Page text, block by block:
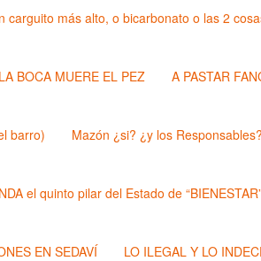
carguito más alto, o bicarbonato o las 2
BOCA MUERE EL PEZ A PASTAR
barro) Mazón ¿si? ¿y los Responsables?
el quinto pilar del Estado de
EN SEDAVÍ LO ILEGAL Y LO